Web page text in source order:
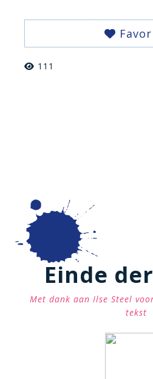
111
Einde
Met dank aan Ilse Steel
tekst